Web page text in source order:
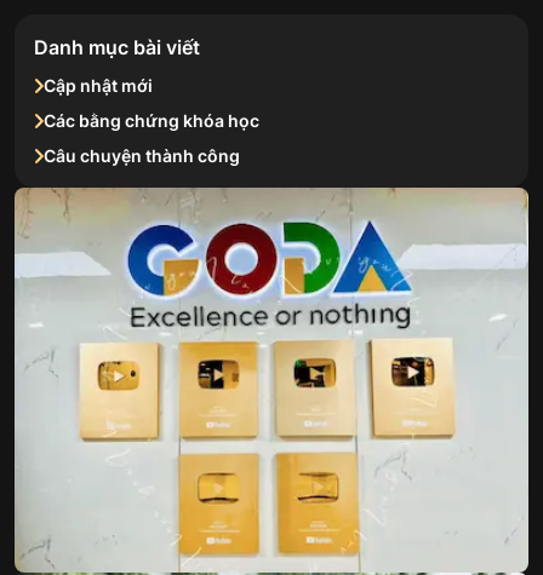
Danh mục bài viết
Cập nhật mới
Các bằng chứng khóa học
Câu chuyện thành công